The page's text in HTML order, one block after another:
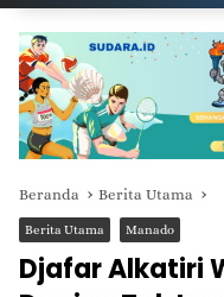
Beranda Berita Utama
Berita Utama Manado
Djafar Alkatiri